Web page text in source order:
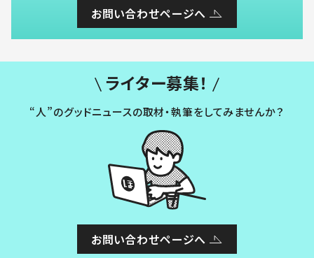
お問い合わせページへ
ライター募集！
“人”のグッドニュースの取材・執筆をしてみませんか？
お問い合わせページへ